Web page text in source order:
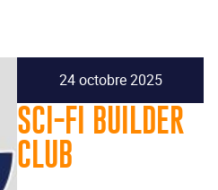
24 octobre 2025
SCI-FI BUILDER
CLUB